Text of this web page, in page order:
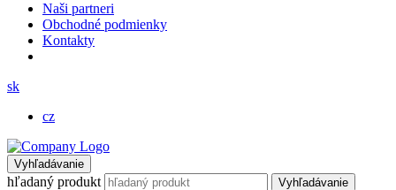
Naši partneri
Obchodné podmienky
Kontakty
sk
cz
Vyhľadávanie
hľadaný produkt Vyhľadávanie